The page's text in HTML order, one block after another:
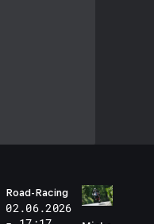
Road-Racing
02.06.2026